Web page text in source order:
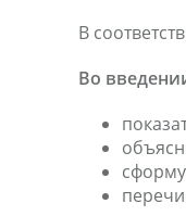
В
Во